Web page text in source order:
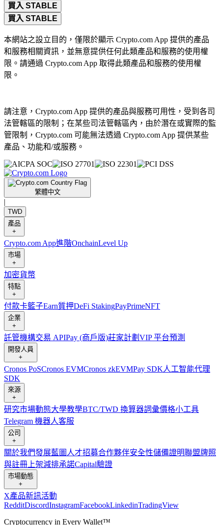
買入 STABLE
買入 STABLE
本網站之設立目的，僅限於顯示 Crypto.com App 提供的產品
和服務相關資訊，並無意提供任何此類產品和服務的使用權
限。請通過 Crypto.com App 取得此類產品和服務的使用權
限。
請注意，Crypto.com App 提供的產品與服務可用性，受到各司
法管轄區的限制；在某些司法管轄區內，由於潛在或實際的監
管限制，Crypto.com 可能無法透過 Crypto.com App 提供某些
產品、功能和/或服務。
繁體中文
|
TWD
產品
+
Crypto.com App進階OnchainLevel Up
市場
+
加密貨幣
特點
+
付款卡籃子Earn質押DeFi StakingPayPrimeNFT
企業
+
託管機構交易 APIPay (商戶版)莊家計劃 VIP 平台預測
開發人員
+
Cronos PoSCronos EVMCronos zkEVMPay SDK人工智能代理
SDK
來源
+
研究市場動態大學教學BTC/TWD 換算器詞彙價格小工具
Telegram 機器人客服
公司
+
關於我們發展藍圖 人才招募合作夥伴安全性儲備證明聯盟牌照
與註冊 上架減排承諾Capital驗證
市場動態
+
X產品新訊活動
RedditDiscordInstagramFacebookLinkedinTradingView
Cryptocurrency in Every Wallet™